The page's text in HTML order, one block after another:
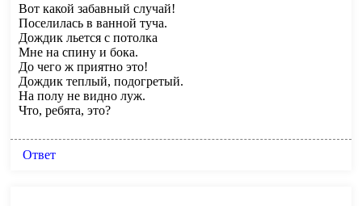
Вот какой забавный случай!
Поселилась в ванной туча.
Дождик льется с потолка
Мне на спину и бока.
До чего ж приятно это!
Дождик теплый, подогретый.
На полу не видно луж.
Что, ребята, это?
Ответ